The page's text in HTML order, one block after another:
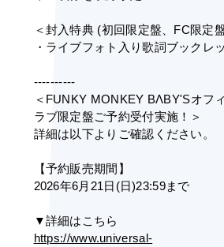
＜封入特典 (初回限定盤、FC限定
・ライブフォト入り歌詞ブックレ
----------
＜FUNKY MONKEY BΛBY'Sオフ
ラブ限定盤ご予約受付実施！＞
詳細は以下よりご確認ください。
【予約販売期間】
2026年6月21日(日)23:59まで
▼詳細はこちら
https://www.universal-